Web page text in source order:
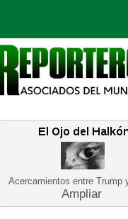
Acercamientos entre Trump
Ampliar
Política Opinión
Planeta Tierra
Educación